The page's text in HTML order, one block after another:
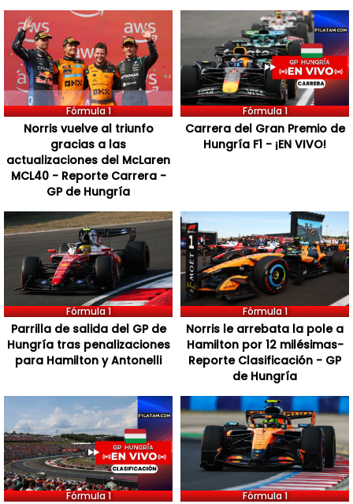
Fórmula 1
Norris vuelve al triunfo
gracias a las
actualizaciones del McLaren
MCL40 - Reporte Carrera -
GP de Hungría
Fórmula 1
Carrera del Gran Premio de
Hungría F1 - ¡EN VIVO!
Fórmula 1
Parrilla de salida del GP de
Hungría tras penalizaciones
para Hamilton y Antonelli
Fórmula 1
Norris le arrebata la pole a
Hamilton por 12 milésimas-
Reporte Clasificación - GP
de Hungría
Fórmula 1 Fórmula 1